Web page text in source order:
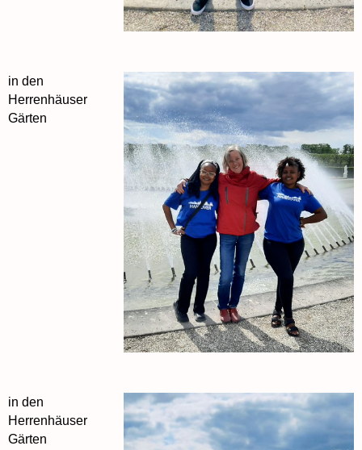
in den
Herrenhäuser
Gärten
in den
Herrenhäuser
Gärten